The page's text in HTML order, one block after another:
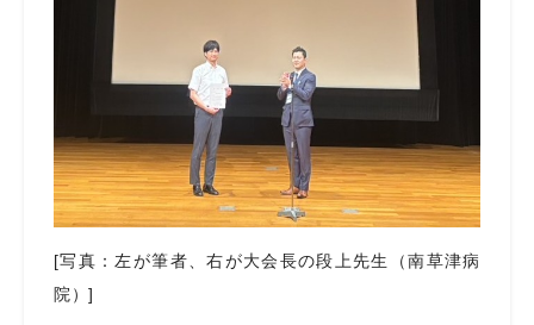
[写真：左が筆者、右が大会長の段上先生（南草津病
院）]